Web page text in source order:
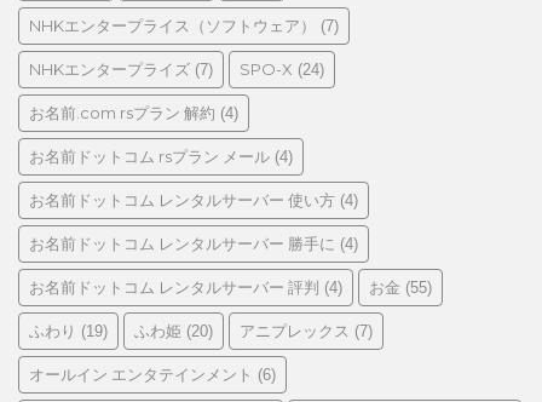
NHKエンタープライス（ソフトウェア） (7)
NHKエンタープライズ (7) SPO-X (24)
お名前.com rsプラン 解約 (4)
お名前ドットコム rsプラン メール (4)
お名前ドットコム レンタルサーバー 使い方 (4)
お名前ドットコム レンタルサーバー 勝手に (4)
お名前ドットコム レンタルサーバー 評判 (4) お金 (55)
ふわり (19) ふわ姫 (20) アニプレックス (7)
オールイン エンタテインメント (6)